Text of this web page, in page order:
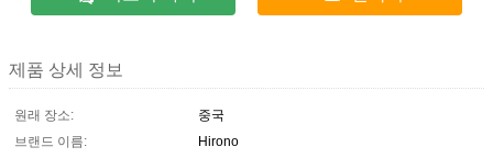
제품 상세 정보
원래 장소:
중국
브랜드 이름:
Hirono